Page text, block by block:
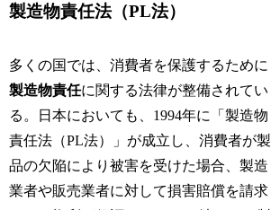
製造物責任法（PL法）
多くの国では、消費者を保護するために
製造物責任に関する法律が整備されてい
る。日本においても、1994年に「製造物
責任法（PL法）」が成立し、消費者が製
品の欠陥により被害を受けた場合、製造
業者や販売業者に対して損害賠償を請求